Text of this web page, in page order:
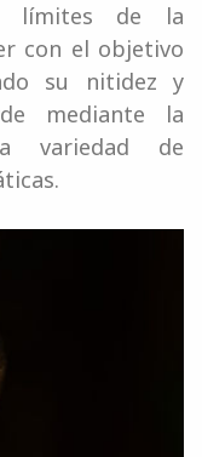
límites de la
con el objetivo
su nitidez y
mediante la
variedad de